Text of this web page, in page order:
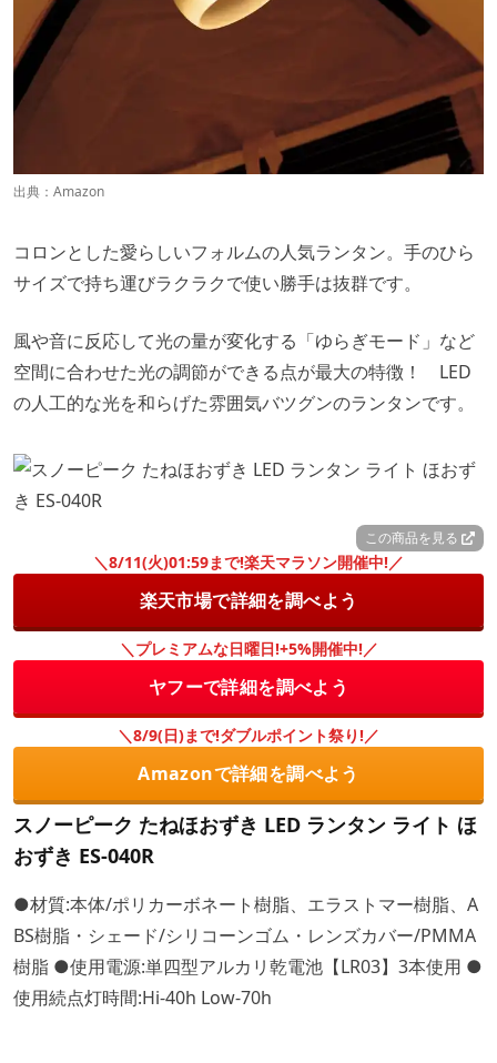
出典： Amazon
コロンとした愛らしいフォルムの人気ランタン。手のひら
サイズで持ち運びラクラクで使い勝手は抜群です。
風や音に反応して光の量が変化する「ゆらぎモード」など
空間に合わせた光の調節ができる点が最大の特徴！ LED
の人工的な光を和らげた雰囲気バツグンのランタンです。
この商品を見る
＼8/11(火)01:59まで!楽天マラソン開催中!／
楽天市場で詳細を調べよう
＼プレミアムな日曜日!+5%開催中!／
ヤフーで詳細を調べよう
＼8/9(日)まで!ダブルポイント祭り!／
Amazonで詳細を調べよう
スノーピーク たねほおずき LED ランタン ライト ほ
おずき ES-040R
●材質:本体/ポリカーボネート樹脂、エラストマー樹脂、A
BS樹脂・シェード/シリコーンゴム・レンズカバー/PMMA
樹脂 ●使用電源:単四型アルカリ乾電池【LR03】3本使用 ●
使用続点灯時間:Hi-40h Low-70h